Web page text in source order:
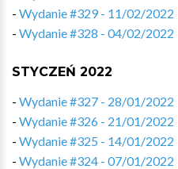
- Wydanie #329 - 11/02/2022
- Wydanie #328 - 04/02/2022
STYCZEŃ 2022
- Wydanie #327 - 28/01/2022
- Wydanie #326 - 21/01/2022
- Wydanie #325 - 14/01/2022
- Wydanie #324 - 07/01/2022